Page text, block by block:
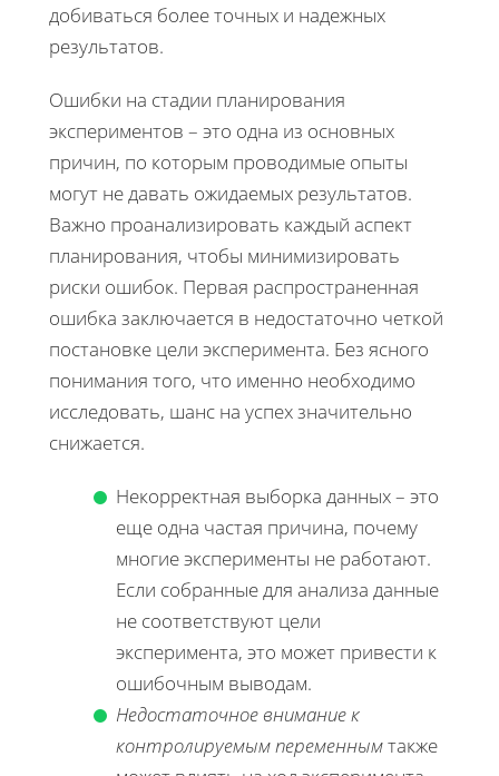
добиваться более точных и надежных
результатов.
Ошибки на стадии планирования
экспериментов – это одна из основных
причин, по которым проводимые опыты
могут не давать ожидаемых результатов.
Важно проанализировать каждый аспект
планирования, чтобы минимизировать
риски ошибок. Первая распространенная
ошибка заключается в недостаточно четкой
постановке цели эксперимента. Без ясного
понимания того, что именно необходимо
исследовать, шанс на успех значительно
снижается.
Некорректная выборка данных – это
еще одна частая причина, почему
многие эксперименты не работают.
Если собранные для анализа данные
не соответствуют цели
эксперимента, это может привести к
ошибочным выводам.
Недостаточное внимание к
контролируемым переменнымтакже